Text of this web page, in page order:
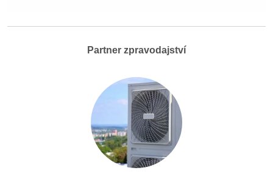
Partner zpravodajství